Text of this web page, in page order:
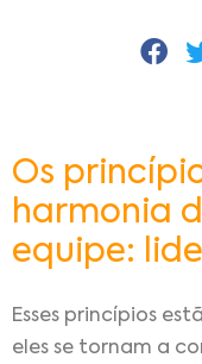
Os
harmonia
equipe:
Esses princípios
eles se tornam a